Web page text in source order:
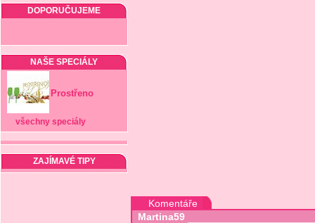
DOPORUČUJEME
NAŠE SPECIÁLY
Prostřeno
všechny speciály
ZAJÍMAVÉ TIPY
Komentáře
Martina59